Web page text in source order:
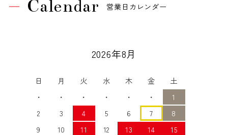
Calendar 営業日カレンダー
2026年8月
日 月 火 水 木 金
土
・
・ ・ ・ ・ ・
1
2
3 4 5 6 7
8
9
10 11 12 13 14
15